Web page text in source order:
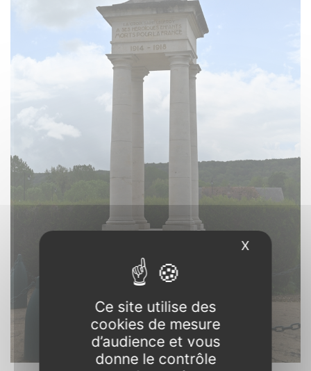
Ce site utilise des
cookies de mesure
d’audience et vous
donne le contrôle
X